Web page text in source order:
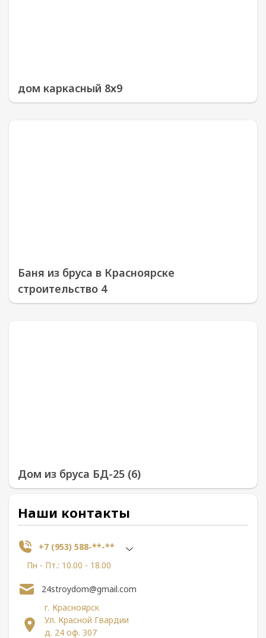
дом каркасный 8х9
Баня из бруса в Красноярске
строительство 4
Дом из бруса БД-25 (6)
Наши контакты
+7 (953) 588-**-**
Пн - Пт.: 10.00 - 18.00
г. Красноярск
Ул. Красной Гвардии
д. 24 оф. 307
24stroydom@gmail.com